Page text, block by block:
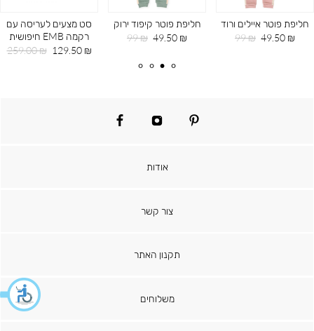
סט מצעים לעריסה עם
רקמה EMB חיפושית
מחיר
129.50 ₪
מחיר
259.00 ₪
חליפת פוטר קיפוד ירוק
מחיר
49.50 ₪
מחיר
99 ₪
חליפת פוטר איילים ורוד
מחיר
49.50 ₪
מחיר
99 ₪
pinterest
instagram
facebook
אודות
צור קשר
תקנון האתר
משלוחים